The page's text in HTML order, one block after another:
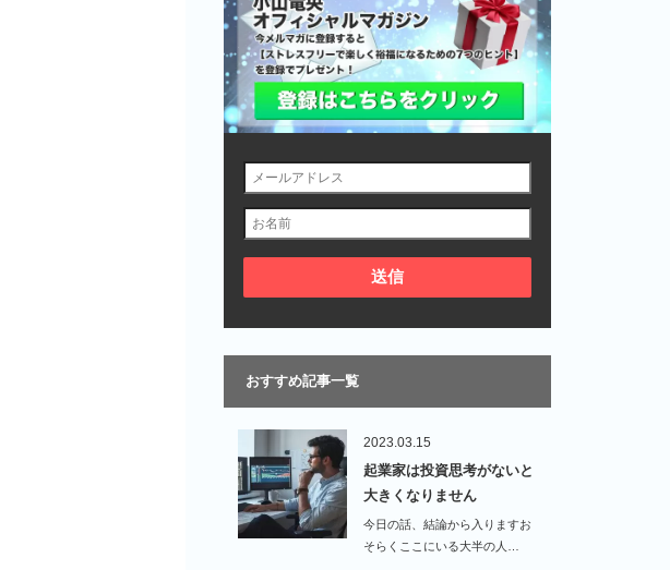
おすすめ記事一覧
2023.03.15
起業家は投資思考がないと
大きくなりません
今日の話、結論から入りますお
そらくここにいる大半の人…